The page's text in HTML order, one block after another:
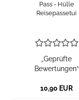
Pass - Hülle
Reisepassetui
„Geprüfte
Bewertungen“
10,90 EUR